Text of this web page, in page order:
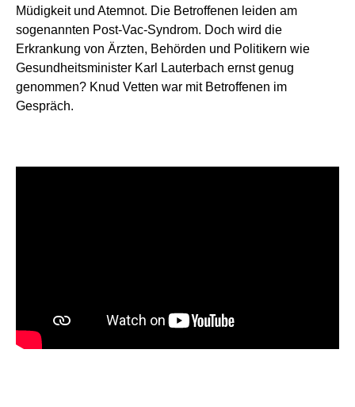
Müdigkeit und Atemnot. Die Betroffenen leiden am
sogenannten Post-Vac-Syndrom. Doch wird die
Erkrankung von Ärzten, Behörden und Politikern wie
Gesundheitsminister Karl Lauterbach ernst genug
genommen? Knud Vetten war mit Betroffenen im
Gespräch.